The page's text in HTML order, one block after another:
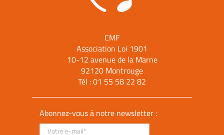
CMF
Association Loi 1901
10-12 avenue de la Marne
92120 Montrouge
Tél :01 55 58 22 82
Abonnez-vous à notre newsletter :